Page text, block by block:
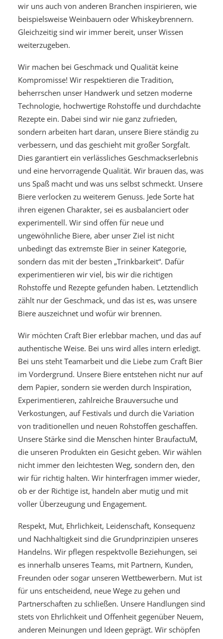
wir uns auch von anderen Branchen inspirieren, wie
beispielsweise Weinbauern oder Whiskeybrennern.
Gleichzeitig sind wir immer bereit, unser Wissen
weiterzugeben.
Wir machen bei Geschmack und Qualität keine
Kompromisse! Wir respektieren die Tradition,
beherrschen unser Handwerk und setzen moderne
Technologie, hochwertige Rohstoffe und durchdachte
Rezepte ein. Dabei sind wir nie ganz zufrieden,
sondern arbeiten hart daran, unsere Biere ständig zu
verbessern, und das geschieht mit großer Sorgfalt.
Dies garantiert ein verlässliches Geschmackserlebnis
und eine hervorragende Qualität. Wir brauen das, was
uns Spaß macht und was uns selbst schmeckt. Unsere
Biere verlocken zu weiterem Genuss. Jede Sorte hat
ihren eigenen Charakter, sei es ausbalanciert oder
experimentell. Wir sind offen für neue und
ungewöhnliche Biere, aber unser Ziel ist nicht
unbedingt das extremste Bier in seiner Kategorie,
sondern das mit der besten „Trinkbarkeit“. Dafür
experimentieren wir viel, bis wir die richtigen
Rohstoffe und Rezepte gefunden haben. Letztendlich
zählt nur der Geschmack, und das ist es, was unsere
Biere auszeichnet und wofür wir brennen.
Wir möchten Craft Bier erlebbar machen, und das auf
authentische Weise. Bei uns wird alles intern erledigt.
Bei uns steht Teamarbeit und die Liebe zum Craft Bier
im Vordergrund. Unsere Biere entstehen nicht nur auf
dem Papier, sondern sie werden durch Inspiration,
Experimentieren, zahlreiche Brauversuche und
Verkostungen, auf Festivals und durch die Variation
von traditionellen und neuen Rohstoffen geschaffen.
Unsere Stärke sind die Menschen hinter BraufactuM,
die unseren Produkten ein Gesicht geben. Wir wählen
nicht immer den leichtesten Weg, sondern den, den
wir für richtig halten. Wir hinterfragen immer wieder,
ob er der Richtige ist, handeln aber mutig und mit
voller Überzeugung und Engagement.
Respekt, Mut, Ehrlichkeit, Leidenschaft, Konsequenz
und Nachhaltigkeit sind die Grundprinzipien unseres
Handelns. Wir pflegen respektvolle Beziehungen, sei
es innerhalb unseres Teams, mit Partnern, Kunden,
Freunden oder sogar unseren Wettbewerbern. Mut ist
für uns entscheidend, neue Wege zu gehen und
Partnerschaften zu schließen. Unsere Handlungen sind
stets von Ehrlichkeit und Offenheit gegenüber Neuem,
anderen Meinungen und Ideen geprägt. Wir schöpfen